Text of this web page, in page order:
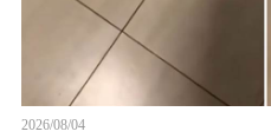
2026/08/04